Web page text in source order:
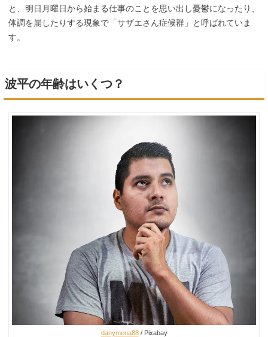
と、明日月曜日から始まる仕事のことを思い出し憂鬱になったり、
体調を崩したりする現象で「サザエさん症候群」と呼ばれていま
す。
波平の年齢はいくつ？
danymena88/ Pixabay